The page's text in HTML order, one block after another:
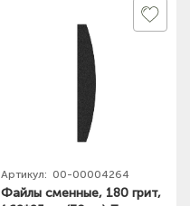
Артикул: 00-00004264
Файлы сменные, 180 грит,